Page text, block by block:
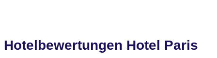
Hotelbewertungen Hotel Paris